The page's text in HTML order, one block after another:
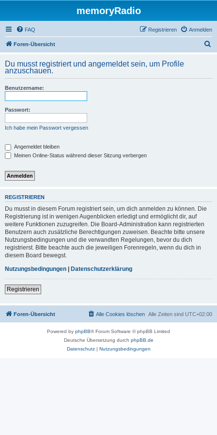
memoryRadio
FAQ Anmelden
Registrieren
Foren-Übersicht
h
Du musst registriert und angemeldet sein, um Profile
anzuschauen.
Benutzername:
Passwort:
Ich habe mein Passwort vergessen
Angemeldet bleiben
Meinen Online-Status während dieser Sitzung verbergen
REGISTRIEREN
Du musst in diesem Forum registriert sein, um dich anmelden zu können. Die
Registrierung ist in wenigen Augenblicken erledigt und ermöglicht dir, auf
weitere Funktionen zuzugreifen. Die Board-Administration kann registrierten
Benutzern auch zusätzliche Berechtigungen zuweisen. Beachte bitte unsere
Nutzungsbedingungen und die verwandten Regelungen, bevor du dich
registrierst. Bitte beachte auch die jeweiligen Forenregeln, wenn du dich in
diesem Board bewegst.
Nutzungsbedingungen | Datenschutzerklärung
Registrieren
Foren-Übersicht Alle Zeiten sind UTC+02:00
Alle Cookies löschen
Powered by phpBB® Forum Software © phpBB Limited
Deutsche Übersetzung durch phpBB.de
Datenschutz| Nutzungsbedingungen